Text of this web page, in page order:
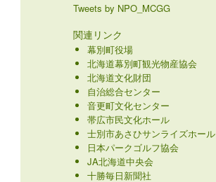
Tweets by NPO_MCGG
関連リンク
幕別町役場
北海道幕別町観光物産協会
北海道文化財団
自治総合センター
音更町文化センター
帯広市民文化ホール
士別市あさひサンライズホール
日本パークゴルフ協会
JA北海道中央会
十勝毎日新聞社